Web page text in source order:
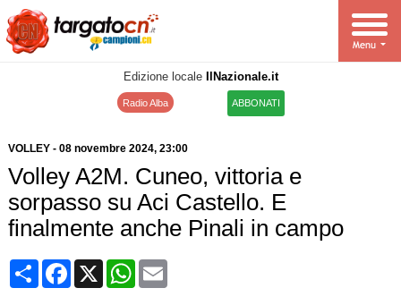
Edizione locale IlNazionale.it
Radio Alba ABBONATI
VOLLEY- 08 novembre 2024, 23:00
Volley A2M. Cuneo, vittoria e
sorpasso su Aci Castello. E
finalmente anche Pinali in campo
CondividiFacebook
X WhatsApp
Email